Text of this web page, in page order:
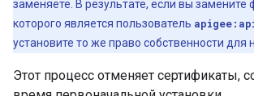
заменяете. В результате, если вы
которого является пользователь
установите то же право собственности для
Этот процесс отменяет сертификаты,